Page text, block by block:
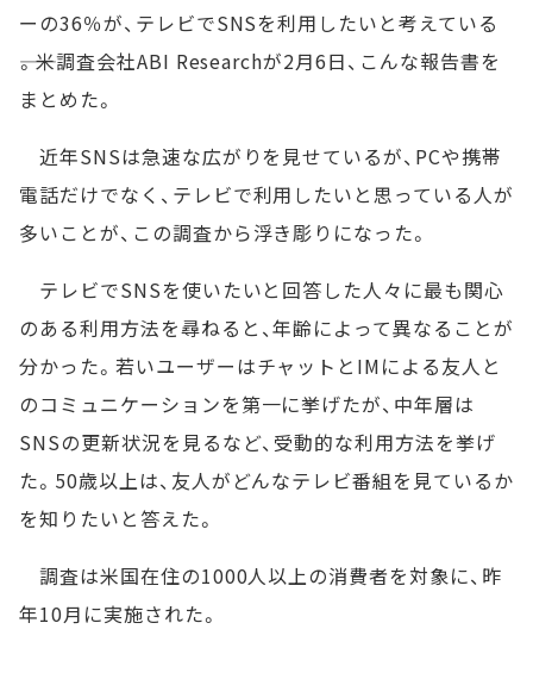
ーの36％が、テレビでSNSを利用したいと考えている
――。米調査会社ABI Researchが2月6日、こんな報告書を
まとめた。
近年SNSは急速な広がりを見せているが、PCや携帯
電話だけでなく、テレビで利用したいと思っている人が
多いことが、この調査から浮き彫りになった。
テレビでSNSを使いたいと回答した人々に最も関心
のある利用方法を尋ねると、年齢によって異なることが
分かった。若いユーザーはチャットとIMによる友人と
のコミュニケーションを第一に挙げたが、中年層は
SNSの更新状況を見るなど、受動的な利用方法を挙げ
た。50歳以上は、友人がどんなテレビ番組を見ているか
を知りたいと答えた。
調査は米国在住の1000人以上の消費者を対象に、昨
年10月に実施された。